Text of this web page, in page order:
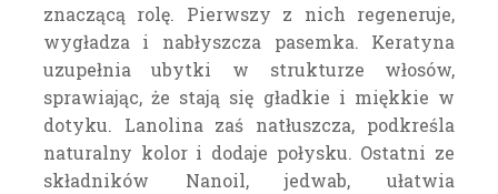
znaczącą rolę. Pierwszy z nich regeneruje,
wygładza i nabłyszcza pasemka. Keratyna
uzupełnia ubytki w strukturze włosów,
sprawiając, że stają się gładkie i miękkie w
dotyku. Lanolina zaś natłuszcza, podkreśla
naturalny kolor i dodaje połysku. Ostatni ze
składników Nanoil, jedwab, ułatwia